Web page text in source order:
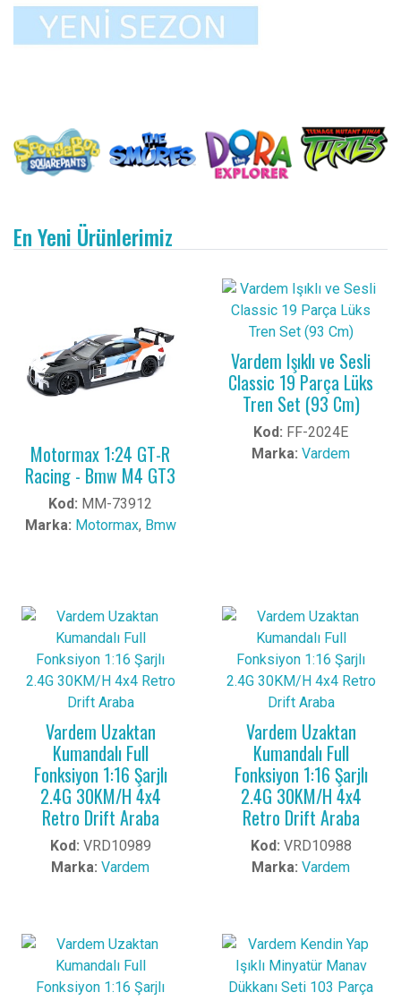
En Yeni Ürünlerimiz
Motormax 1:24 GT-R
Racing - Bmw M4 GT3
Kod: MM-73912
Marka: Motormax, Bmw
Vardem Işıklı ve Sesli
Classic 19 Parça Lüks
Tren Set (93 Cm)
Kod: FF-2024E
Marka: Vardem
Vardem Uzaktan
Kumandalı Full
Fonksiyon 1:16 Şarjlı
2.4G 30KM/H 4x4
Retro Drift Araba
Kod: VRD10989
Marka: Vardem
Vardem Uzaktan
Kumandalı Full
Fonksiyon 1:16 Şarjlı
2.4G 30KM/H 4x4
Retro Drift Araba
Kod: VRD10988
Marka: Vardem